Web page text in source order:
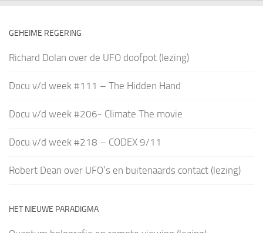
GEHEIME REGERING
Richard Dolan over de UFO doofpot (lezing)
Docu v/d week #111 – The Hidden Hand
Docu v/d week #206- Climate The movie
Docu v/d week #218 – CODEX 9/11
Robert Dean over UFO’s en buitenaards contact (lezing)
HET NIEUWE PARADIGMA